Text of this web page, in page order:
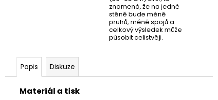
znamená, že na jedné
stěně bude méně
pruhů, méně spojů a
celkový výsledek může
působit celistvěji.
Popis Diskuze
Materiál a tisk